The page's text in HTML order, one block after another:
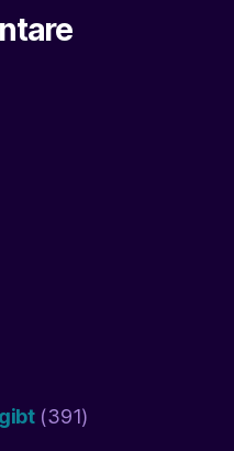
(391)